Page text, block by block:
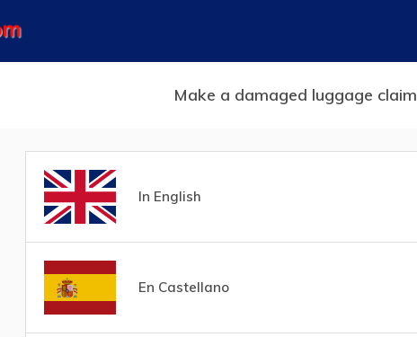
Make a damaged luggage claim
In English
En Castellano